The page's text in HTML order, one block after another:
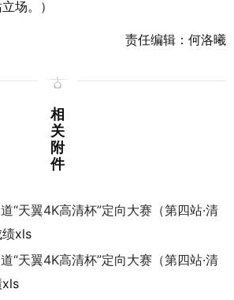
场。）
责任编辑：何洛曦
相
关
附
件
“天翼4K高清杯”定向大赛（第四站·清
xls
“天翼4K高清杯”定向大赛（第四站·清
xls